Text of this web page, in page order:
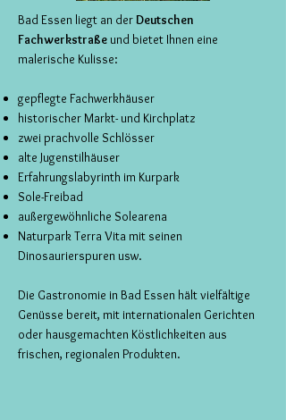
Bad Essen liegt an derDeutschen
Fachwerkstraße und bietet Ihnen eine
malerische Kulisse:
gepflegte Fachwerkhäuser
historischer Markt- und Kirchplatz
zwei prachvolle Schlösser
alte Jugenstilhäuser
Erfahrungslabyrinth im Kurpark
Sole-Freibad
außergewöhnliche Solearena
Naturpark Terra Vita mit seinen
Dinosaurierspuren usw.
Die Gastronomie in Bad Essen hält vielfältige
Genüsse bereit, mit internationalen Gerichten
oder hausgemachten Köstlichkeiten aus
frischen, regionalen Produkten.